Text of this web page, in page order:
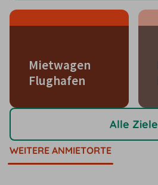
Mietwagen
Flughafen
Alle Ziele
WEITERE ANMIETORTE